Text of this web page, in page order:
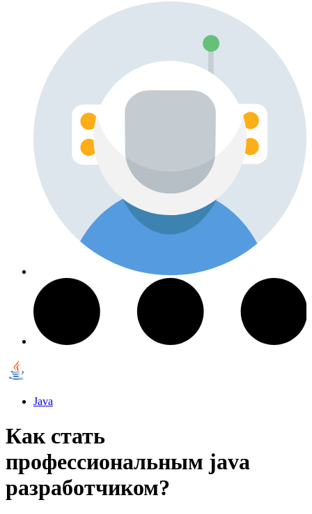
Java
Как стать
профессиональным java
разработчиком?